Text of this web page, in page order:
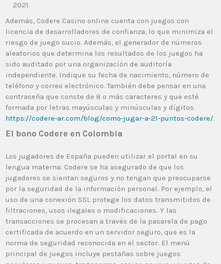
2021.
Además, Codere Casino online cuenta con juegos con
licencia de desarrolladores de confianza, lo que minimiza el
riesgo de juego sucio. Además, el generador de números
aleatorios que determina los resultados de los juegos ha
sido auditado por una organización de auditoría
independiente. Indique su fecha de nacimiento, número de
teléfono y correo electrónico. También debe pensar en una
contraseña que conste de 8 o más caracteres y que esté
formada por letras mayúsculas y minúsculas y dígitos
https://codere-ar.com/blog/como-jugar-a-21-puntos-codere/.
El bono Codere en Colombia
Los jugadores de España pueden utilizar el portal en su
lengua materna. Codere se ha asegurado de que los
jugadores se sientan seguros y no tengan que preocuparse
por la seguridad de la información personal. Por ejemplo, el
uso de una conexión SSL protege los datos transmitidos de
filtraciones, usos ilegales o modificaciones. Y las
transacciones se procesan a través de la pasarela de pago
certificada de acuerdo en un servidor seguro, que es la
norma de seguridad reconocida en el sector. El menú
principal de juegos incluye pestañas sobre juegos